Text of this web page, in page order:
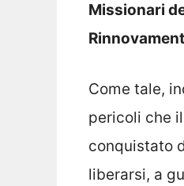
Missionari
Come tale,
pericoli che
conquistato
liberarsi, a